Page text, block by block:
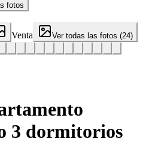
fotos
Venta
Ver todas las fotos (24)
3 dormitorios